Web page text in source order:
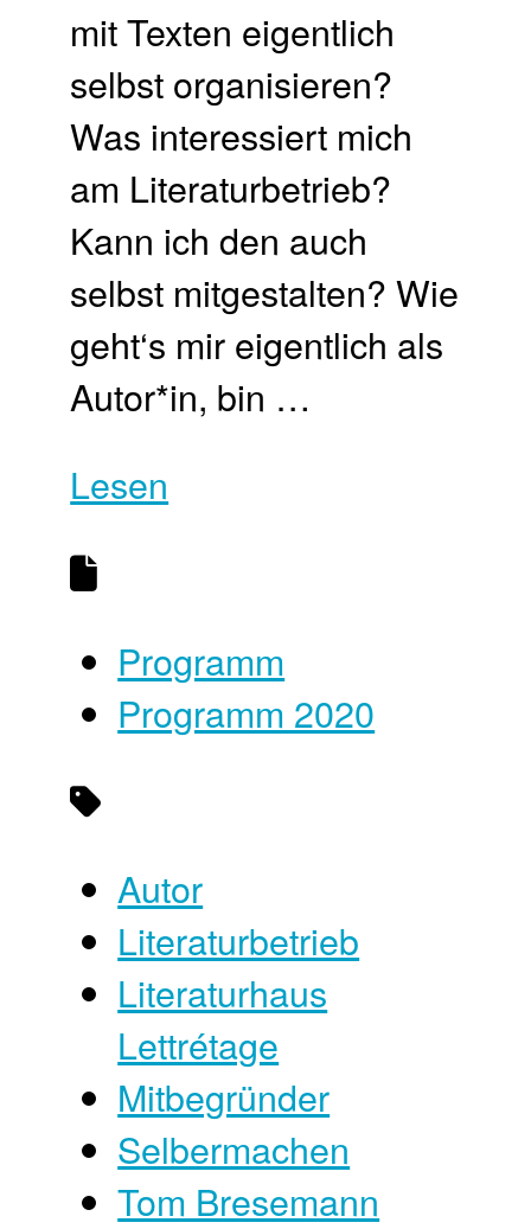
mit Texten eigentlich
selbst organisieren?
Was interessiert mich
am Literaturbetrieb?
Kann ich den auch
selbst mitgestalten? Wie
geht‘s mir eigentlich als
Autor*in, bin …
Lesen
Programm
Programm 2020
Autor
Literaturbetrieb
Literaturhaus
Lettrétage
Mitbegründer
Selbermachen
Tom Bresemann